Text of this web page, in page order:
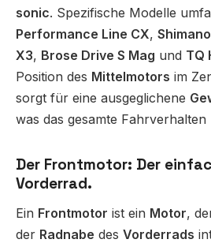
sonic. Spezifische Modelle
Performance Line CX,
X3, Brose Drive S Mag und TQ
Position des Mittelmotors im
sorgt für eine ausgeglichene
was das gesamte
Der Frontmotor: Der
Vorderrad.
Ein Frontmotor ist ein Motor,
der Radnabe des Vorderrads